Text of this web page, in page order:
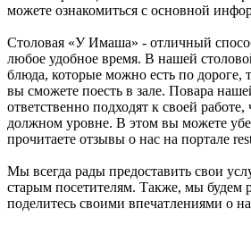
можете ознакомиться с основной
Столовая «У Имаша» - отличный
любое удобное время. В нашей
блюда, которые можно есть по дороге,
вы сможете поесть в зале. Повара
ответственно подходят к своей
должном уровне. В этом вы можете
прочитаете отзывы о нас на портале
Мы всегда рады предоставить свои
старым посетителям. Также, мы будем
поделитесь своими впечатлениями о